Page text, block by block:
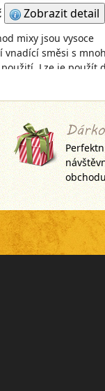
Zobrazit detail
mixy jsou vysoce
vnadící směsi s
Lze je použít